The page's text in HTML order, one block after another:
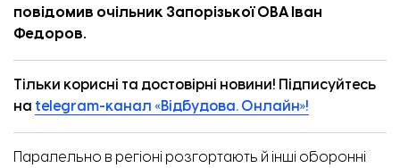
повідомив очільник Запорізької ОВА Іван
Федоров.
Тільки корисні та достовірні новини! Підписуйтесь
на telegram-канал «Відбудова. Онлайн»!
Паралельно в регіоні розгортають й інші оборонні